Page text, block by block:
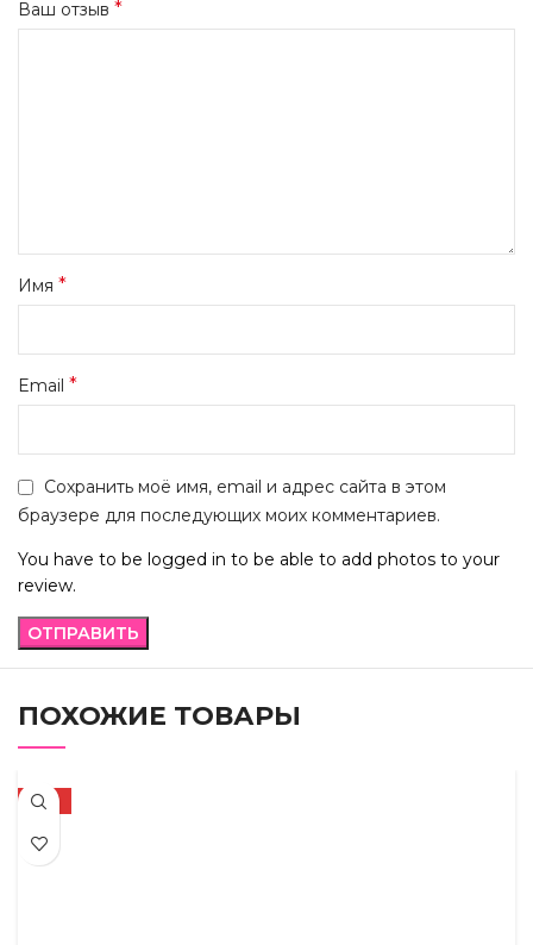
Ваш отзыв *
Имя *
Email *
Сохранить моё имя, email и адрес сайта в этом
браузере для последующих моих комментариев.
You have to be logged in to be able to add photos to your
review.
ПОХОЖИЕ ТОВАРЫ
-31%